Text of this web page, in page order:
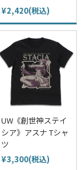
¥2,420(税込)
UW《創世神ステイ
シア》アスナ Tシャ
ツ
¥3,300(税込)